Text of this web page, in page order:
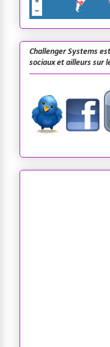
Challenger Systems
sociaux et ailleurs sur